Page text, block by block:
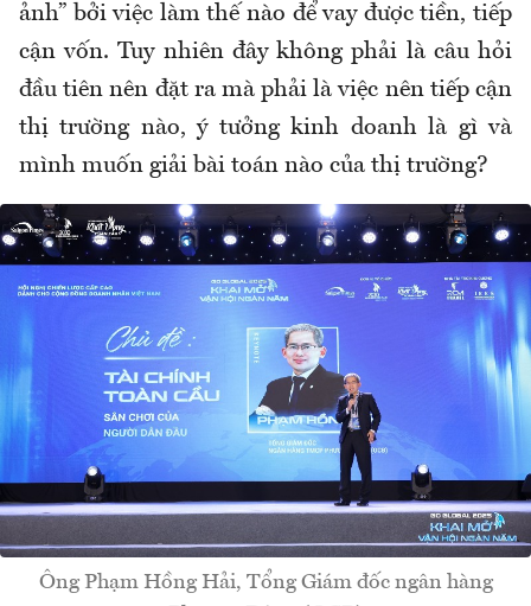
ảnh” bởi việc làm thế nào để vay được tiền, tiếp
cận vốn. Tuy nhiên đây không phải là câu hỏi
đầu tiên nên đặt ra mà phải là việc nên tiếp cận
thị trường nào, ý tưởng kinh doanh là gì và
mình muốn giải bài toán nào của thị trường?
Ông Phạm Hồng Hải, Tổng Giám đốc ngân hàng